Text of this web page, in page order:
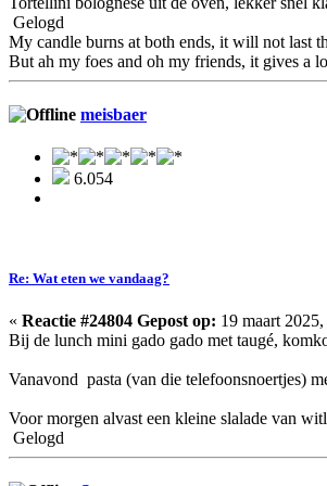
Gelogd
My candle burns at both ends, it will not last
But ah my foes and oh my friends, it gives a
meisbaer
6.054
Re: Wat eten we vandaag?
« Reactie #24804 Gepost op: 19 maart
Bij de lunch mini gado gado met taugé,
Vanavond pasta (van die telefoonsnoertjes)
Voor morgen alvast een kleine slalade van
Gelogd